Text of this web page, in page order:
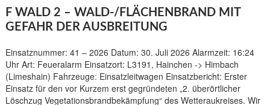
F WALD 2 – WALD-/FLÄCHENBRAND MIT
GEFAHR DER AUSBREITUNG
Einsatznummer: 41 – 2026 Datum: 30. Juli 2026 Alarmzeit: 16:24
Uhr Art: Feueralarm Einsatzort: L3191, Hainchen -> Himbach
(Limeshain) Fahrzeuge: Einsatzleitwagen Einsatzbericht: Erster
Einsatz für den vor Kurzem erst gegründeten „2. überörtlicher
Löschzug Vegetationsbrandbekämpfung“ des Wetteraukreises. Wir